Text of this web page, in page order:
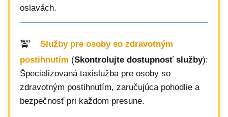
oslavách.
Služby pre osoby so zdravotným
postihnutím (Skontrolujte dostupnosť služby):
Špecializovaná taxislužba pre osoby so
zdravotným postihnutím, zaručujúca pohodlie a
bezpečnosť pri každom presune.